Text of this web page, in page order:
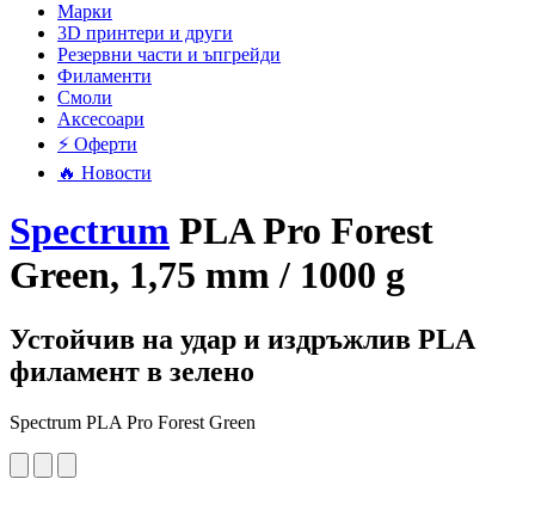
Mарки
3D принтери и други
Резервни части и ъпгрейди
Филаменти
Смоли
Аксесоари
⚡ Оферти
🔥 Новости
Spectrum PLA Pro Forest
Green, 1,75 mm / 1000 g
Устойчив на удар и издръжлив PLA
филамент в зелено
Spectrum PLA Pro Forest Green